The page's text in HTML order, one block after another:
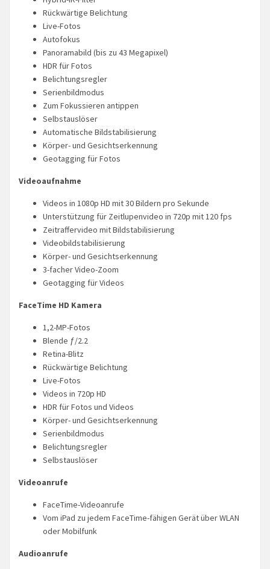
Rückwärtige Belichtung
Live-Fotos
Autofokus
Panoramabild (bis zu 43 Megapixel)
HDR für Fotos
Belichtungsregler
Serienbildmodus
Zum Fokussieren antippen
Selbst­auslöser
Automatische Bildstabilisierung
Körper- und Gesichtserkennung
Geotagging für Fotos
Videoaufnahme
Videos in 1080p HD mit 30 Bildern pro Sekunde
Unterstützung für Zeitlupen­video in 720p mit 120 fps
Zeitraffervideo mit Bild­stabilisierung
Videobildstabilisierung
Körper- und Gesichtserkennung
3-facher Video-Zoom
Geotagging für Videos
FaceTime HD Kamera
1,2-MP-Fotos
Blende ƒ/2.2
Retina-Blitz
Rückwärtige Belichtung
Live-Fotos
Videos in 720p HD
HDR für Fotos und Videos
Körper- und Gesichtserkennung
Serienbildmodus
Belichtungsregler
Selbst­auslöser
Videoanrufe
FaceTime-Videoanrufe
Vom iPad zu jedem FaceTime-fähigen Gerät über WLAN
oder Mobilfunk
Audioanrufe